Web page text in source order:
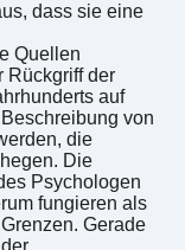
dass sie eine
Quellen
Rückgriff der
auf
von
die
Die
Psychologen
fungieren als
Gerade